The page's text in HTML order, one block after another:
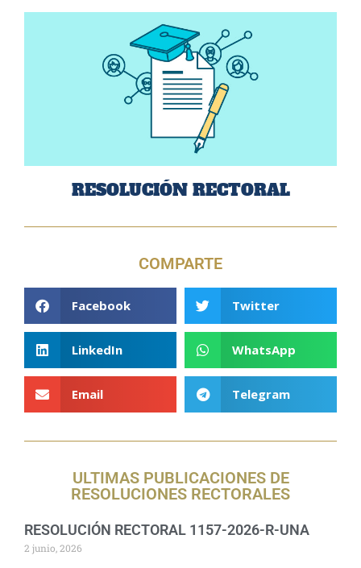
RESOLUCIÓN RECTORAL
COMPARTE
Facebook Twitter
LinkedIn WhatsApp
Email Telegram
ULTIMAS PUBLICACIONES DE
RESOLUCIONES RECTORALES
RESOLUCIÓN RECTORAL 1157-2026-R-UNA
2 junio, 2026